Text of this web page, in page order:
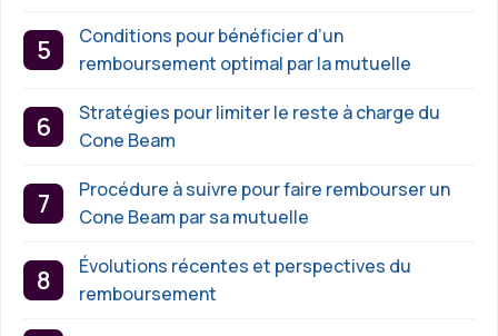
Conditions pour bénéficier d’un
remboursement optimal par la mutuelle
Stratégies pour limiter le reste à charge du
Cone Beam
Procédure à suivre pour faire rembourser un
Cone Beam par sa mutuelle
Évolutions récentes et perspectives du
remboursement